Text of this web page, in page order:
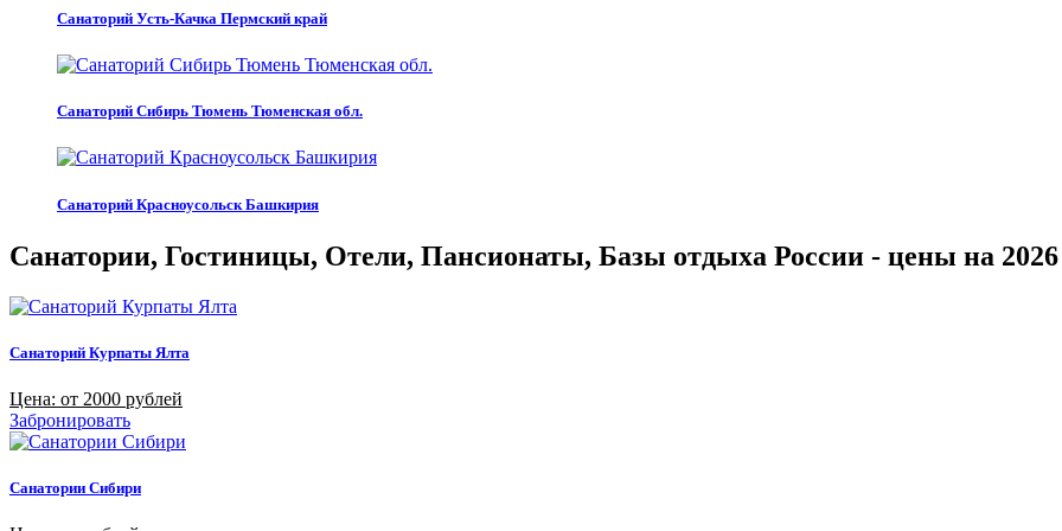
Санаторий Усть-Качка Пермский край
Санаторий Сибирь Тюмень Тюменская обл.
Санаторий Красноусольск Башкирия
Санатории, Гостиницы, Отели, Пансионаты, Базы отдыха России - цены на 2026
Санаторий Курпаты Ялта
Цена: от 2000 рублей
Забронировать
Санатории Сибири